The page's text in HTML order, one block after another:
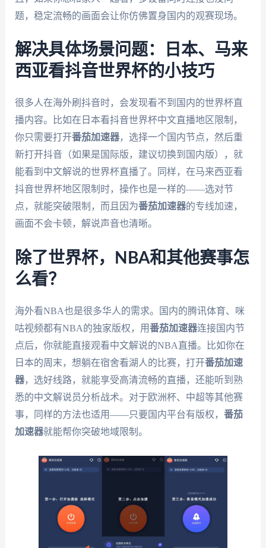
题，稳定流畅的画面会让你仿佛置身国内的观赛现场。
解决具体场景问题：日本、马来
西亚看抖音世界杯的小技巧
很多人在海外刷抖音时，会发现看不到国内的世界杯直
播内容。比如在日本看抖音世界杯中文直播地区限制，
你只需要打开番茄加速器，选择一个国内节点，然后重
新打开抖音（如果是国际版，建议切换到国内版），就
能看到中文解说的世界杯直播了。同样，在马来西亚看
抖音世界杯地区限制时，操作也是一样的——选对节
点，就能突破限制，而且因为番茄加速器的专线加速，
画面不会卡顿，解说声音也清晰。
除了世界杯，NBA和其他赛事怎
么看？
海外看NBA也是很多华人的需求。国内的腾讯体育、咪
咕视频都有NBA的独家版权，用番茄加速器连接国内节
点后，你就能直接观看中文解说的NBA直播。比如你在
日本的周末，想躺在宿舍看湖人的比赛，打开番茄加速
器，选好线路，就能享受高清流畅的直播，还能听到熟
悉的中文解说员分析战术。对于欧洲杯、中超等其他赛
事，同样的方法也适用——只要国内平台有版权， 番茄
加速器就能帮你突破地域限制。